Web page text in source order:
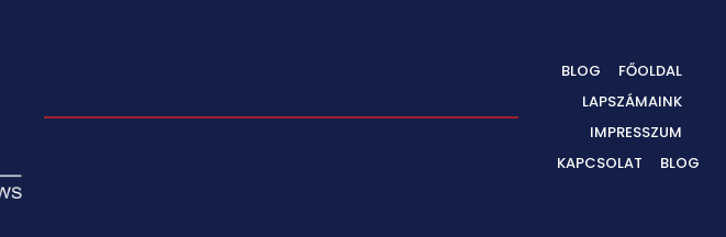
BLOG
FŐOLDAL
LAPSZÁMAINK
IMPRESSZUM
KAPCSOLAT
BLOG